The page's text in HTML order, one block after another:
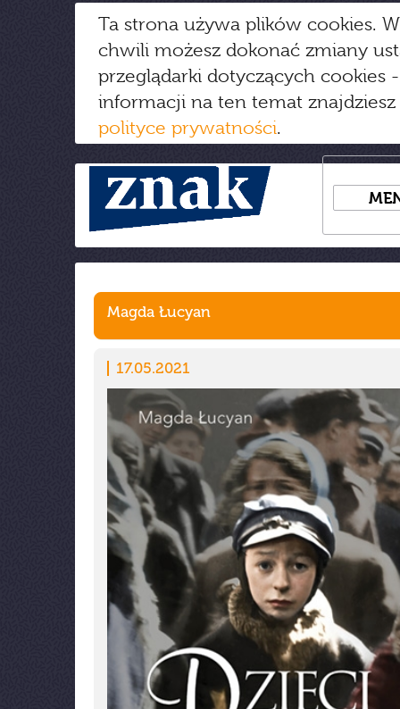
Ta strona używa plików cookies.
chwili możesz dokonać zmiany
przeglądarki dotyczących cookies
informacji na ten temat
polityce prywatności.
Magda Łucyan
17.05.2021